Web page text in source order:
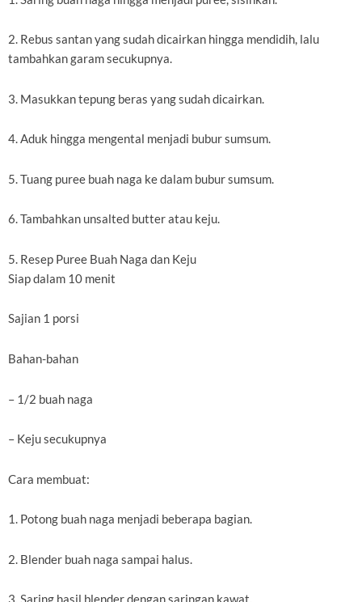
2. Rebus santan yang sudah dicairkan hingga mendidih, lalu
tambahkan garam secukupnya.
3. Masukkan tepung beras yang sudah dicairkan.
4. Aduk hingga mengental menjadi bubur sumsum.
5. Tuang puree buah naga ke dalam bubur sumsum.
6. Tambahkan unsalted butter atau keju.
5. Resep Puree Buah Naga dan Keju
Siap dalam 10 menit
Sajian 1 porsi
Bahan-bahan
– 1/2 buah naga
– Keju secukupnya
Cara membuat:
1. Potong buah naga menjadi beberapa bagian.
2. Blender buah naga sampai halus.